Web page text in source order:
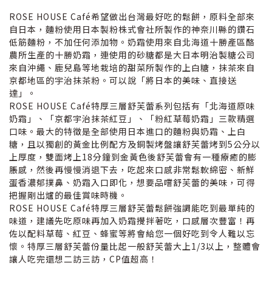
ROSE HOUSE Café希望做出台灣最好吃的鬆餅，原料全部來
自日本，麵粉使用日本製粉株式會社所製作的神奈川縣的鑽石
低筋麵粉，不加任何添加物。奶霜使用來自北海道十勝產區酪
農所生產的十勝奶霜，連使用的砂糖都是大日本明治製糖公司
來自沖繩、鹿兒島等地栽培的甜菜所製作的上白糖，抹茶來自
京都地區的宇治抹茶粉。可以說「將日本的美味、直接送
達」。
ROSE HOUSE Café特厚三層舒芙蕾系列包括有「北海道原味
奶霜」、「京都宇治抹茶紅豆」、「粉紅草莓奶霜」三款精選
口味。最大的特徵是全部使用日本進口的麵粉與奶霜、上白
糖，且以獨創的黃金比例配方及銅製烤盤讓舒芙蕾烤到5公分以
上厚度，雙面烤上18分鐘到金黃色後舒芙蕾會有一種療癒的膨
脹感，然後再慢慢消退下去，吃起來口感非常鬆軟綿密、新鮮
蛋香濃郁撲鼻、奶霜入口即化，想要品嚐舒芙蕾的美味，可得
把握剛出爐的最佳賞味時機。
ROSE HOUSE Café特厚三層舒芙蕾鬆餅強調能吃到最單純的
味道，建議先吃原味再加入奶霜攪拌著吃，口感層次豐富！再
佐以配料草莓、紅豆、蜂蜜等將會給您一個好吃到令人難以忘
懷。特厚三層舒芙蕾份量比起一般舒芙蕾大上1/3以上，整體會
讓人吃完還想二訪三訪，CP值超高！